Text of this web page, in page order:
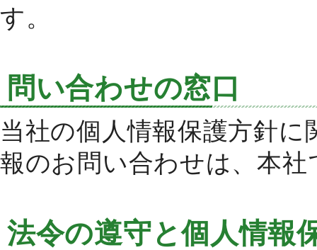
す。
問い合わせの窓口
当社の個人情報保護方針
報のお問い合わせは、本
法令の遵守と個人情報